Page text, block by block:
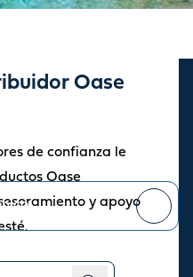
Oase
de confianza le
Oase
y apoyo
y
noticias y novedades.